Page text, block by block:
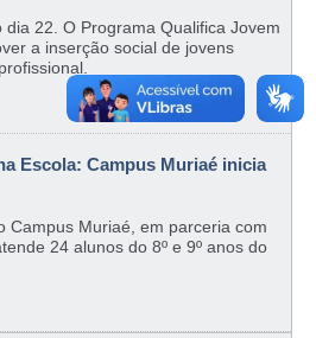
22. O Programa Qualifica Jovem
a inserção social de jovens
Escola: Campus Muriaé inicia
Campus Muriaé, em parceria com
24 alunos do 8º e 9º anos do